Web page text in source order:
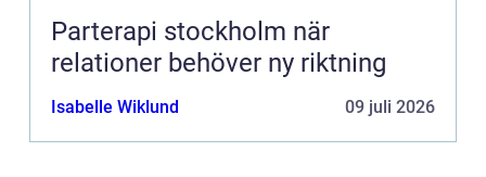
Parterapi stockholm när
relationer behöver ny riktning
Isabelle Wiklund 09 juli 2026